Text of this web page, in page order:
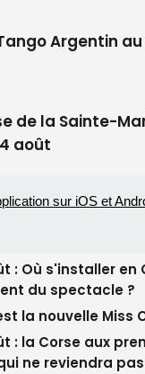
: Où s'installer en
du spectacle ?
la nouvelle Miss
ne reviendra pas
de saison
recul dans les